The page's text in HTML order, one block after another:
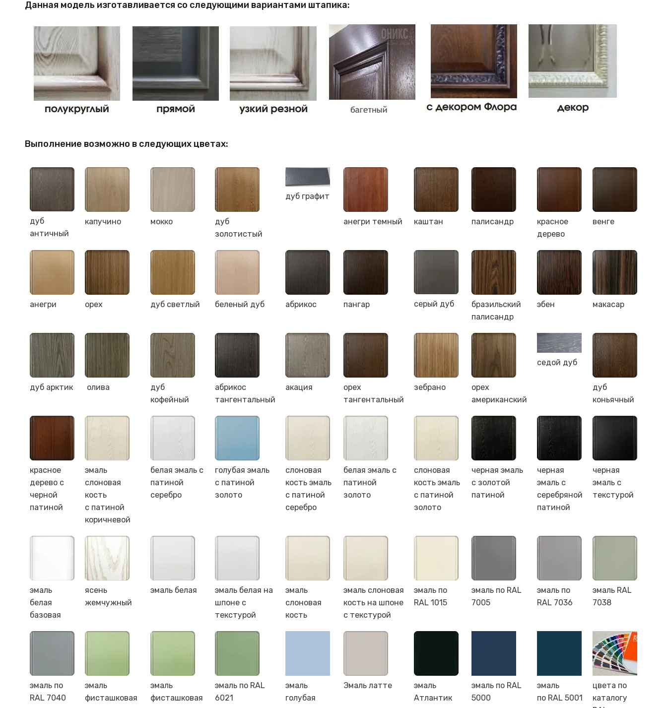
Данная модель изготавливается со следующими вариантами штапика:
Выполнение возможно в следующих цветах:
дуб
античный
капучино мокко
дуб
золотистый
дуб графит
анегри темный каштан палисандр
красное
дерево
венге
анегри орех дуб светлый беленый дуб абрикос пангар серый дуб
бразильский
палисандр
эбен макасар
дуб арктик олива
дуб
кофейный
абрикос
тангентальный
акация
орех
тангентальный
зебрано
орех
американский
седой дуб
дуб
коньячный
красное
дерево с
черной
патиной
эмаль
слоновая
кость
с патиной
коричневой
белая эмаль с
патиной
серебро
голубая эмаль
с патиной
золото
слоновая
кость эмаль
с патиной
серебро
белая эмаль с
патиной
золото
слоновая
кость эмаль
с патиной
золото
черная эмаль
с золотой
патиной
черная
эмаль с
серебряной
патиной
черная
эмаль с
текстурой
эмаль
белая
базовая
ясень
жемчужный
эмаль белая
эмаль белая на
шпоне с
текстурой
эмаль
слоновая
кость
эмаль слоновая
кость на шпоне
с текстурой
эмаль по
RAL 1015
эмаль по RAL
7005
эмаль по
RAL 7036
эмаль RAL
7038
эмаль по
RAL 7040
эмаль
фисташковая
эмаль
фисташковая
эмаль по RAL
6021
эмаль
голубая
Эмаль латте
эмаль
Атлантик
эмаль по RAL
5000
эмаль
по RAL 5001
цвета по
каталогу